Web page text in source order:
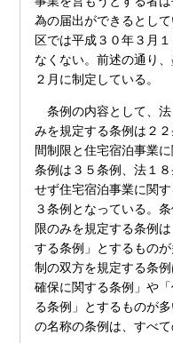
為の届出ができるとし
区では平成３０年３月
なくない。前述の通り
２月に制定している。
条例の内容として、
みを規定する条例は２
間制限と住宅宿泊事業
条例は３５条例、法１
せず住宅宿泊事業に関
３条例となっている。
限のみを規定する条例
する条例」とするもの
制の双方を規定する条
確保に関する条例」や
る条例」とするものが
の名称の条例は、すべ